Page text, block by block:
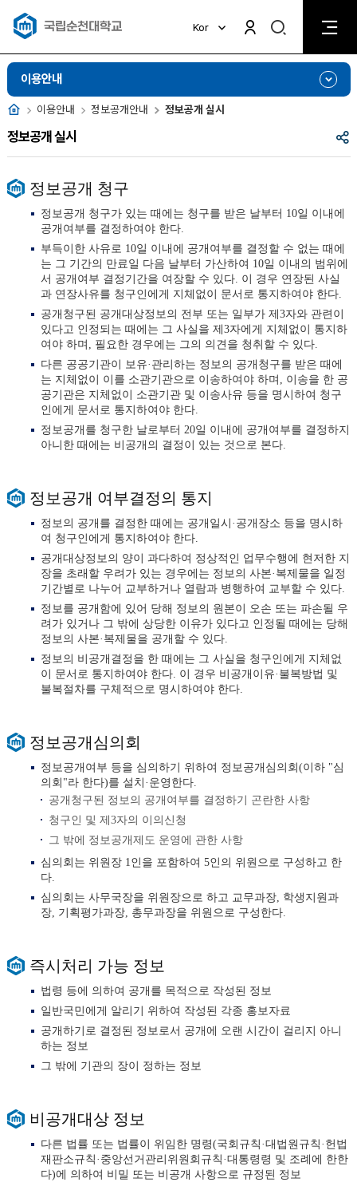
Kor
활
검
비
활
성
화
이용안내
홈 이용안내 정보공개안내 정보공개 실시
정보공개 실시
공
정보공개 청구
정보공개 청구가 있는 때에는 청구를 받은 날부터 10일 이내에
공개여부를 결정하여야 한다.
부득이한 사유로 10일 이내에 공개여부를 결정할 수 없는 때에
는 그 기간의 만료일 다음 날부터 가산하여 10일 이내의 범위에
서 공개여부 결정기간을 여장할 수 있다. 이 경우 연장된 사실
과 연장사유를 청구인에게 지체없이 문서로 통지하여야 한다.
공개청구된 공개대상정보의 전부 또는 일부가 제3자와 관련이
있다고 인정되는 때에는 그 사실을 제3자에게 지체없이 통지하
여야 하며, 필요한 경우에는 그의 의견을 청취할 수 있다.
다른 공공기관이 보유·관리하는 정보의 공개청구를 받은 때에
는 지체없이 이를 소관기관으로 이송하여야 하며, 이송을 한 공
공기관은 지체없이 소관기관 및 이송사유 등을 명시하여 청구
인에게 문서로 통지하여야 한다.
정보공개를 청구한 날로부터 20일 이내에 공개여부를 결정하지
아니한 때에는 비공개의 결정이 있는 것으로 본다.
정보공개 여부결정의 통지
정보의 공개를 결정한 때에는 공개일시·공개장소 등을 명시하
여 청구인에게 통지하여야 한다.
공개대상정보의 양이 과다하여 정상적인 업무수행에 현저한 지
장을 초래할 우려가 있는 경우에는 정보의 사본·복제물을 일정
기간별로 나누어 교부하거나 열람과 병행하여 교부할 수 있다.
정보를 공개함에 있어 당해 정보의 원본이 오손 또는 파손될 우
려가 있거나 그 밖에 상당한 이유가 있다고 인정될 때에는 당해
정보의 사본·복제물을 공개할 수 있다.
정보의 비공개결정을 한 때에는 그 사실을 청구인에게 지체없
이 문서로 통지하여야 한다. 이 경우 비공개이유·불복방법 및
불복절차를 구체적으로 명시하여야 한다.
정보공개심의회
정보공개여부 등을 심의하기 위하여 정보공개심의회(이하 "심
의회"라 한다)를 설치·운영한다.
공개청구된 정보의 공개여부를 결정하기 곤란한 사항
청구인 및 제3자의 이의신청
그 밖에 정보공개제도 운영에 관한 사항
심의회는 위원장 1인을 포함하여 5인의 위원으로 구성하고 한
다.
심의회는 사무국장을 위원장으로 하고 교무과장, 학생지원과
장, 기획평가과장, 총무과장을 위원으로 구성한다.
즉시처리 가능 정보
법령 등에 의하여 공개를 목적으로 작성된 정보
일반국민에게 알리기 위하여 작성된 각종 홍보자료
공개하기로 결정된 정보로서 공개에 오랜 시간이 걸리지 아니
하는 정보
그 밖에 기관의 장이 정하는 정보
비공개대상 정보
다른 법률 또는 법률이 위임한 명령(국회규칙·대법원규칙·헌법
재판소규칙·중앙선거관리위원회규칙·대통령령 및 조례에 한한
다)에 의하여 비밀 또는 비공개 사항으로 규정된 정보